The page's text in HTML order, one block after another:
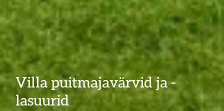
Villa puitmajavärvid ja -
lasuurid